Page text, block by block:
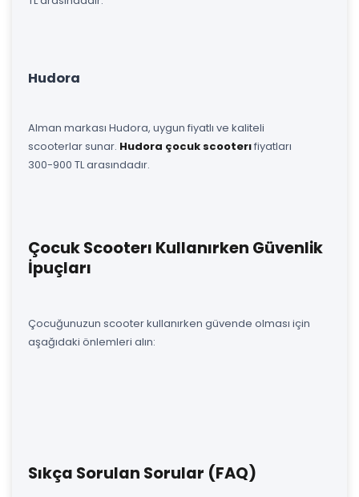
Hudora
Alman markası Hudora, uygun fiyatlı ve kaliteli
scooterlar sunar. Hudora çocuk scooterıfiyatları
300-900 TL arasındadır.
Çocuk Scooterı Kullanırken Güvenlik
İpuçları
Çocuğunuzun scooter kullanırken güvende olması için
aşağıdaki önlemleri alın:
Sıkça Sorulan Sorular (FAQ)